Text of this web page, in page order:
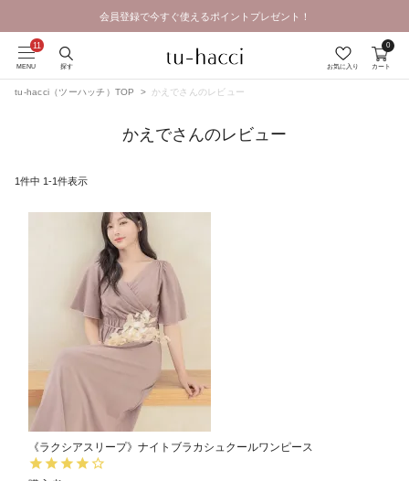
会員登録で今すぐ使えるポイントプレゼント！
GRAND OPEN SALE | 2026.8.7 19:00 - 8.16 23:59
MENU 探す お気に入り カート
0
tu-hacci（ツーハッチ）TOP かえでさんのレビュー
かえでさんのレビュー
1件中 1-1件表示
《ラクシアスリープ》ナイトブラカシュクールワンピース